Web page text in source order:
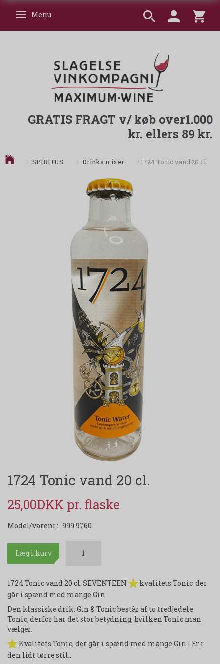
Skifte navigation
Menu
GRATIS FRAGT v/ køb over1.000
kr. ellers 89 kr.
SPIRITUS Drinks mixer 1724 Tonic vand 20 cl.
1724 Tonic vand 20 cl.
25,00DKK
Model/varenr.: 999 9760
Læg i kurv
1724 Tonic vand 20 cl. SEVENTEEN
kvalitets Tonic, der
går i spænd med mange Gin.
Den klassiske drik: Gin & Tonic består af to tredjedele
Tonic, derfor har det stor betydning, hvilken Tonic man
vælger.
Kvalitets Tonic, der går i spænd med mange Gin - Er i
den lidt tørre stil..